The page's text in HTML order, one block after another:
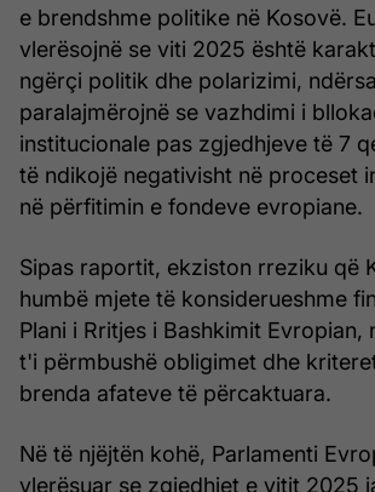
e brendshme politike në Kosovë.
vlerësojnë se viti 2025 është
ngërçi politik dhe polarizimi, ndërsa
paralajmërojnë se vazhdimi i
institucionale pas zgjedhjeve të 7
të ndikojë negativisht në proceset
në përfitimin e fondeve evropiane.
Sipas raportit, ekziston rreziku që
humbë mjete të konsiderueshme
Plani i Rritjes i Bashkimit Evropian,
t'i përmbushë obligimet dhe
brenda afateve të përcaktuara.
Në të njëjtën kohë, Parlamenti
vlerësuar se zgjedhjet e vitit 2025